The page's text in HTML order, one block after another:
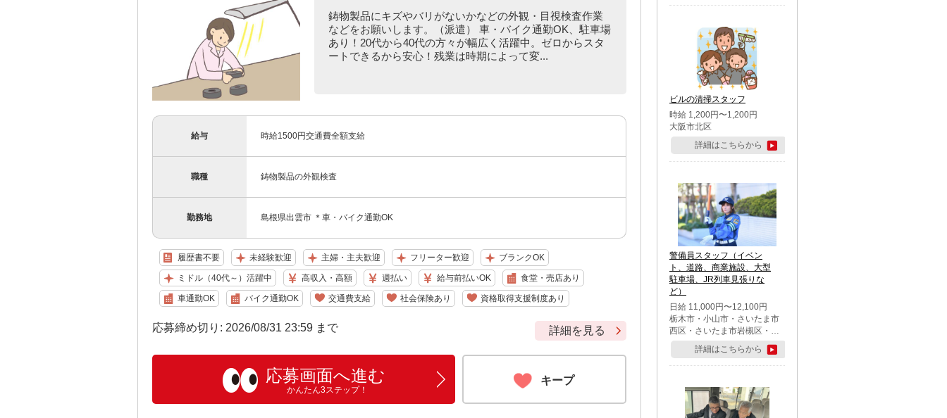
鋳物製品にキズやバリがないかなどの外観・目視検査作業
などをお願いします。（派遣） 車・バイク通勤OK、駐車場
あり！20代から40代の方々が幅広く活躍中。ゼロからスタ
ートできるから安心！残業は時期によって変...
給与 時給1500円交通費全額支給
職種 鋳物製品の外観検査
勤務地 島根県出雲市 ＊車・バイク通勤OK
履歴書不要 未経験歓迎 主婦・主夫歓迎 フリーター歓迎 ブランクOK
ミドル（40代～）活躍中 高収入・高額 週払い 給与前払いOK 食堂・売店あり
車通勤OK バイク通勤OK 交通費支給 社会保険あり 資格取得支援制度あり
応募締め切り: 2026/08/31 23:59 まで 詳細を見る
応募画面へ進む
かんたん3ステップ！
キープ
市・行田市・秩父市・所沢
市・鶴ケ島市・千葉市中央
区・市川市・松戸市・習志野
市・柏市・流山市・八千代
市・足立区・江戸川区・八王
子市・町田市
ビルの清掃スタッフ
時給 1,200円〜1,200円
大阪市北区
詳細はこちらから
警備員スタッフ（イベン
ト、道路、商業施設、大型
駐車場、JR列車見張りな
ど）
日給 11,000円〜12,100円
栃木市・小山市・さいたま市
西区・さいたま市岩槻区・久
喜市・蓮田市
詳細はこちらから